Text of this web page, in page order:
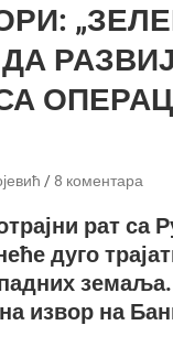
8 коментара
рат са
дуго
извор на